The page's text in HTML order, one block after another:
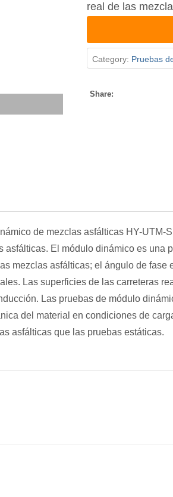
real de las
Category: Pruebas
Share:
de mezclas asfálticas HY-UTM-
asfálticas. El módulo dinámico es una
mezclas asfálticas; el ángulo de fase
Las superficies de las carreteras
Las pruebas de módulo
del material en condiciones de
asfálticas que las pruebas estáticas.